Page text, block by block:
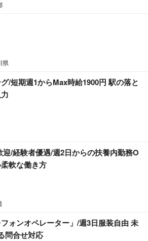
県
/短期週1からMax時給1900円 駅の落と
/経験者優遇/週2日からの扶養内勤務O
軟な働き方
ォンオペレーター」/週3日服装自由 未
問合せ対応